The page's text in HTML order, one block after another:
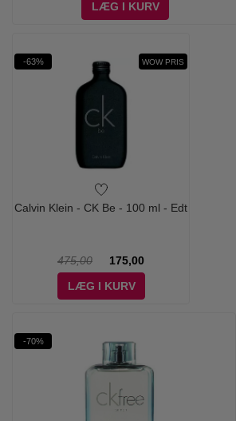
LÆG I KURV
-63% WOW PRIS
Calvin Klein - CK Be - 100 ml - Edt
475,00
175,00
LÆG I KURV
-70%